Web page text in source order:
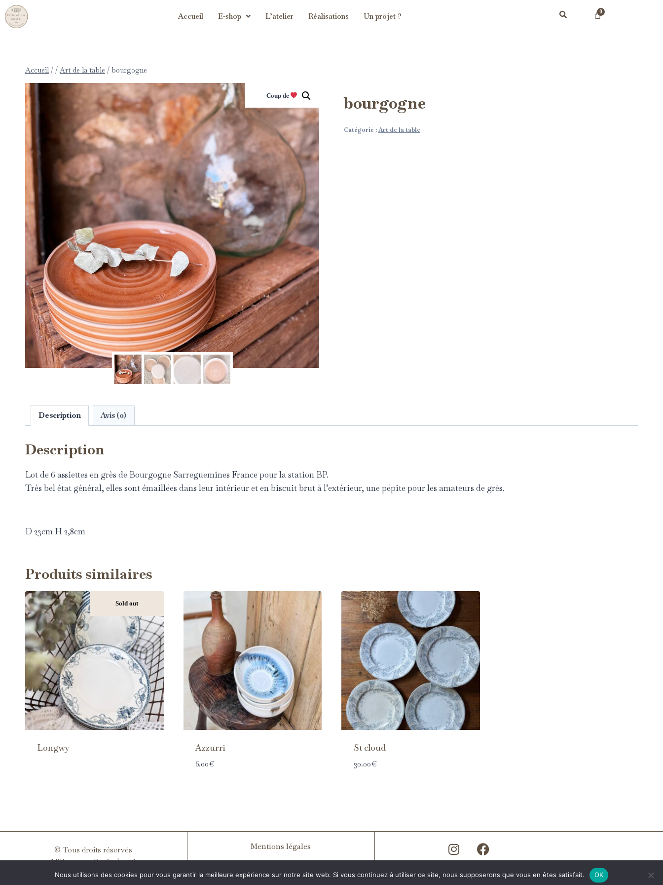
Accueil E-shop L’atelier Réalisations Un projet ?
Accueil / / Art de la table / bourgogne
Coup de bourgogne
Catégorie :Art de la table
Description Avis (0)
Description
Lot de 6 assiettes en grès de Bourgogne Sarreguemines France pour la station BP.
Très bel état général, elles sont émaillées dans leur intérieur et en biscuit brut à l’extérieur, une pépite pour les amateurs de grès.
D 23cm H 2,8cm
Produits similaires
Sold out
Longwy Azzurri
6.00€
St cloud
30.00€
© Tous droits réservés
Mille et une Pepite | 2026
Mentions légales
CGV
Nous utilisons des cookies pour vous garantir la meilleure expérience sur notre site web. Si vous continuez à utiliser ce site, nous supposerons que vous en êtes satisfait. OK